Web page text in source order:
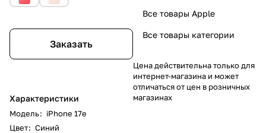
Заказать
Характеристики
Модель: iPhone 17e
Цвет: Синий
Все товары Apple
Все товары категории
Цена действительна только для
интернет-магазина и может
отличаться от цен в розничных
магазинах